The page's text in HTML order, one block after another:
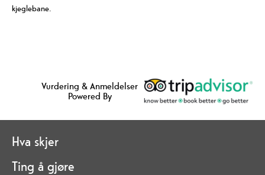
kjeglebane.
Vurdering & Anmeldelser
Powered By
Hva skjer
Ting å gjøre